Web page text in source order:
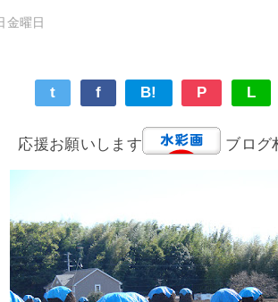
金曜日
t f B! P L
応援お願いします ブログ